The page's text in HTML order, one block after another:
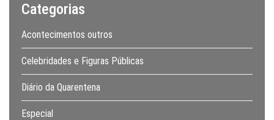
Categorias
Acontecimentos outros
Celebridades e Figuras Públicas
Diário da Quarentena
Especial